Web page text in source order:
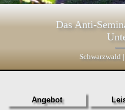
Das Anti-
Schwarzwald
Angebot